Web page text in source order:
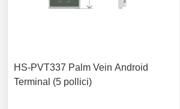
HS-PVT337 Palm Vein Android
Terminal (5 pollici)